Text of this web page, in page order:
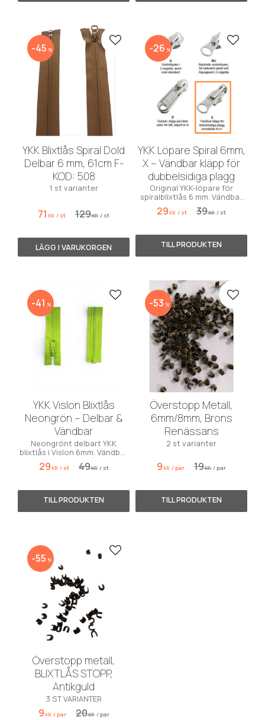
YKK Blixtlås Spiral Dold
Delbar 6 mm, 61cm F-
KOD: 508
1 st varianter
71 KR / st 129KR / st
45 % Lägg till i favoriter
YKK Löpare Spiral 6mm,
X – Vändbar kläpp för
dubbelsidiga plagg
Original YKK-löpare för
spiralblixtlås 6 mm. Vändbar
kläpp för jackor, sovsäckar
och väskor. Hög kvalitet, mjuk
29 KR / st 39KR / st
26 % Lägg
YKK Vislon Blixtlås
Neongrön – Delbar &
Vändbar
Neongrönt delbart YKK
blixtlås i Vislon 6mm. Vändbar
funktion för vändbara jackor.
Färgkod 535.
29 KR / st 49KR / st
41 % Lägg till i favoriter
Överstopp Metall,
6mm/8mm, Brons
Renässans
2 st varianter
9 KR /par 19KR /par
53 % Lägg
Överstopp metall,
BLIXTLÅS STOPP,
Antikguld
3 ST VARIANTER
9 KR /par 20KR /par
55 % Lägg till i favoriter